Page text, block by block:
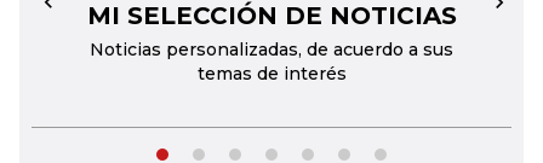
MI SELECCIÓN DE NOTICIAS
Noticias personalizadas, de acuerdo a sus
temas de interés
← →